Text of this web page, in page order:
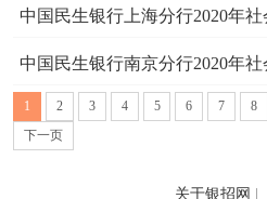
1 2 3 4 5 6 7 8
下一页
关于银招网 |